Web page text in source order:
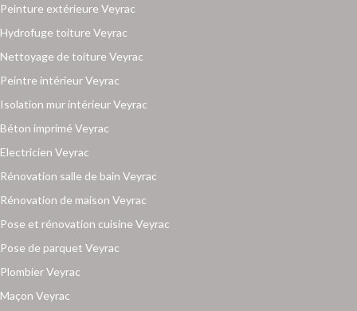
Peinture extérieure Veyrac
Hydrofuge toiture Veyrac
Nettoyage de toiture Veyrac
Peintre intérieur Veyrac
Isolation mur intérieur Veyrac
Béton imprimé Veyrac
Electricien Veyrac
Rénovation salle de bain Veyrac
Rénovation de maison Veyrac
Pose et rénovation cuisine Veyrac
Pose de parquet Veyrac
Plombier Veyrac
Maçon Veyrac